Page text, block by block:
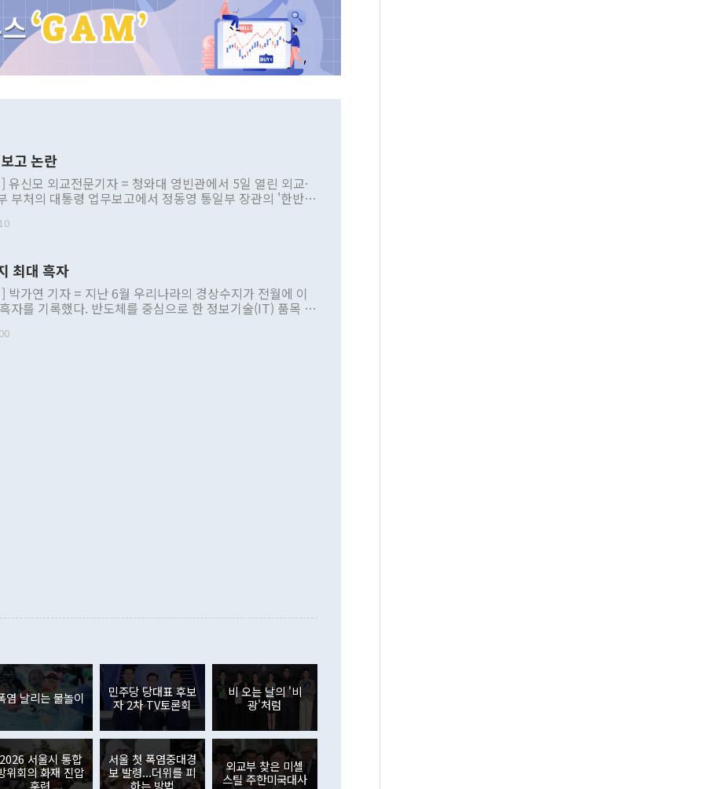
고 논란
유신모 외교전문기자 = 청와대 영빈관에서 5일 열린 외교·
부처의 대통령 업무보고에서 정동영 통일부 장관의 '한반도
부 내 조율을 거치지 않은 사안을 정책으로 추진하겠다고 공
근거한 비현실적 구상'이라는 비판을 내놨다. 그동안 정 장
관련 발언이 물의를 빚은 적은 여러 번 있지만 대통령과 유
공개적으로 부정적 입장을 표명한 것은 이례적이다. 정 장
북 접근법과 월권을 제어해야 한다는 목소리도 높아지고 있
사후 브리핑에서 정 장관이 언급한 '4자 회담'에 대해 "이상
블라디보스토크에서 열리는 '동방경제포럼(EEF)'을 언급하
서 (참석을) 검토하고 있다"고 발언한 데 대해서도 조 장관
부의 몫"이라며 "아직 거기까지 진도가 나가지 않았다"고
이 이날 소개한 대북 구상과 설명은 정부 내 조율을 거치지
문제가 있다. 특히 주적 표현 대체와 국호 사용, 9·19 군
자회담 추진 등은 통일부 장관이 결정할 사안이 아니어서 월
나오고 있다. 이 대통령은 정 장관의 업무보고를 듣고 난
고에 발표했다고 승인난 건 아니다"라고 재차 확인했다. 정
은 "정 장관의 발언 내용은 대부분 국가안전보장회의(NSC)
최대 흑자
박가연 기자 = 지난 6월 우리나라의 경상수지가 전월에 이
자를 기록했다. 반도체를 중심으로 한 정보기술(IT) 품목 수
르
늘어난 데다 전월 분기배당에 따른 기저효과로 배당지급이
억9000만달러)을 넘어선 것이다. 직접투자에서는 내국
가 80억1000만달러, 외국인의 국내투자가 46억3000만달러
증권투자에서는 외국인의 국내 주식 매도세가 이어졌다. 외
식 투자는 차익실현 매도 등의 영향으로 316억1000만달러
(-310억5000만달러)에 이어 역대 최대 순매도 기록을 다시
인의 국내 채권투자는 세계국채지수(WGBI) 자금 유입에도
래 영향으로 증가 폭이 줄어든 52억9000만달러를 기록했
외 증권투자는 주식을 중심으로 35억6000만달러 증가했
염 날리는 물놀이
민주당 당대표 후보
자 2차 TV토론회
비 오는 날의 '비
광'처럼
서울시 통합
위회의 화재 진압
서울 첫 폭염중대경
보 발령...더위를 피
외교부 찾은 미셸
스틸 주한미국대사